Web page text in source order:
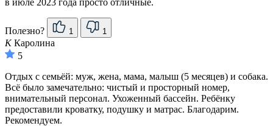
Полезно? 1 1
ККаролина
5
Отдых с семьёй: муж, жена, мама, малыш (5 месяцев) и собака.
Всё было замечательно: чистый и просторный номер,
внимательный персонал. Ухоженный бассейн. Ребёнку
предоставили кроватку, подушку и матрас. Благодарим.
Рекомендуем.